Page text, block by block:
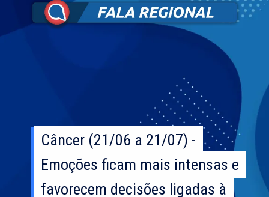
Câncer (21/06 a 21/07) -
Emoções ficam mais intensas e
favorecem decisões ligadas à
Câncer (21/06 a 21/07) -
Emoções ficam mais intensas e
favorecem decisões ligadas à